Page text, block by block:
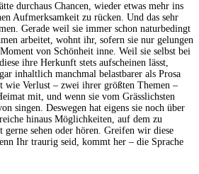
durchaus Chancen, wieder etwas mehr ins
Aufmerksamkeit zu rücken. Und das sehr
Gerade weil sie immer schon naturbedingt
arbeitet, wohnt ihr, sofern sie nur gelungen
von Schönheit inne. Weil sie selbst bei
ihre Herkunft stets aufscheinen lässt,
inhaltlich manchmal belastbarer als Prosa
wie Verlust – zwei ihrer größten Themen –
mit, und wenn sie vom Grässlichsten
singen. Deswegen hat eigens sie noch über
hinaus Möglichkeiten, auf dem zu
gerne sehen oder hören. Greifen wir diese
Ihr traurig seid, kommt her – die Sprache